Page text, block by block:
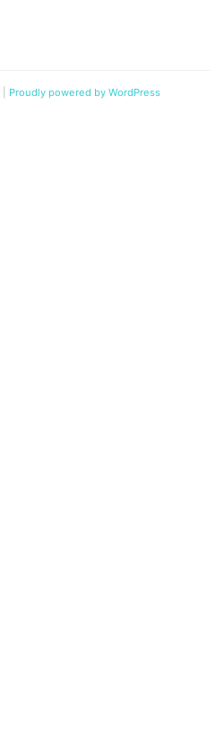
Proudly powered by WordPress